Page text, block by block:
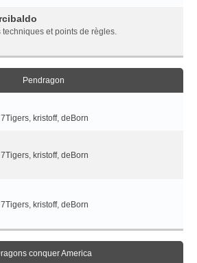
et points de règles.
Pendragon
7Tigers, kristoff, deBorn
7Tigers, kristoff, deBorn
7Tigers, kristoff, deBorn
conquer America